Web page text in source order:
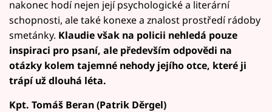
nakonec hodí nejen její psychologické a literární
schopnosti, ale také konexe a znalost prostředí rádoby
smetánky. Klaudie však na policii nehledá pouze
inspiraci pro psaní, ale především odpovědi na
otázky kolem tajemné nehody jejího otce, které ji
trápí už dlouhá léta.
Kpt. Tomáš Beran (Patrik Děrgel)